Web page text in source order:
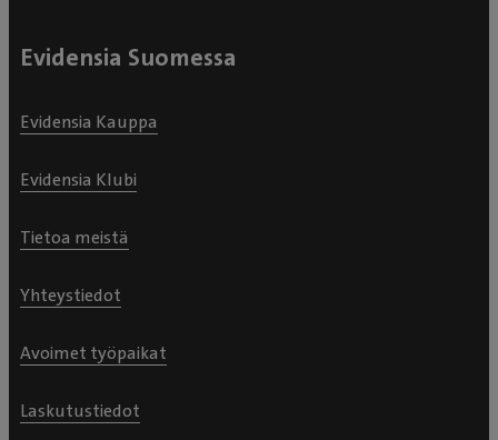
Evidensia Suomessa
Evidensia Kauppa
Evidensia Klubi
Tietoa meistä
Yhteystiedot
Avoimet työpaikat
Laskutustiedot